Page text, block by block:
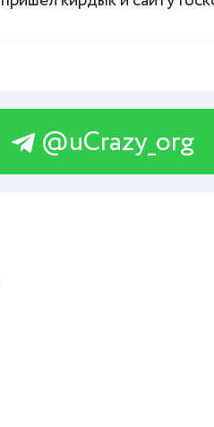
@uCrazy_org